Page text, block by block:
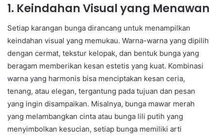
1. Keindahan Visual yang Menawan
Setiap karangan bunga dirancang untuk menampilkan
keindahan visual yang memukau. Warna-warna yang dipilih
dengan cermat, tekstur kelopak, dan bentuk bunga yang
beragam memberikan kesan estetis yang kuat. Kombinasi
warna yang harmonis bisa menciptakan kesan ceria,
tenang, atau elegan, tergantung pada tujuan dan pesan
yang ingin disampaikan. Misalnya, bunga mawar merah
yang melambangkan cinta atau bunga lili putih yang
menyimbolkan kesucian, setiap bunga memiliki arti